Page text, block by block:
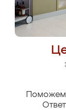
Поможем